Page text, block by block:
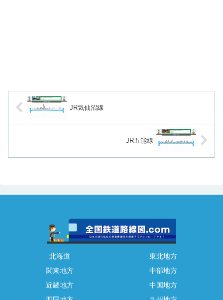
JR気仙沼線
JR五能線
北海道
東北地方
関東地方
中部地方
近畿地方
中国地方